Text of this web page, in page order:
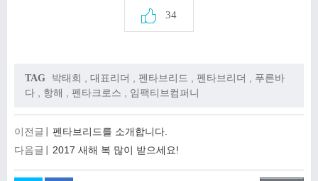
34
TAG 박태희 대표리더 펜타브리드 펜타브리더
푸른바
다
항해 펜타크로스 임팩티브컴퍼니
이전글
펜타브리드를 소개합니다.
다음글
2017 새해 복 많이 받으세요!